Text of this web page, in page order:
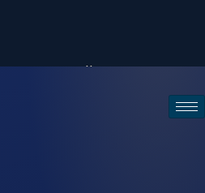
Call (888) 437-7747